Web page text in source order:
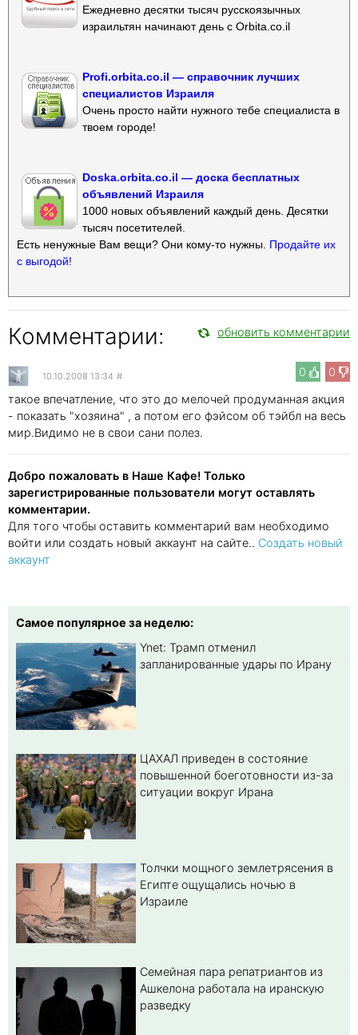
Ежедневно десятки тысяч русскоязычных
израильтян начинают день с Orbita.co.il
Profi.orbita.co.il — справочник лучших
специалистов Израиля
Очень просто найти нужного тебе специалиста в
твоем городе!
Doska.orbita.co.il — доска бесплатных
объявлений Израиля
1000 новых объявлений каждый день. Десятки
тысяч посетителей.
Есть ненужные Вам вещи? Они кому-то нужны. Продайте их
с выгодой!
Комментарии: обновить комментарии
0 0
10.10.2008 13:34 #
такое впечатление, что это до мелочей продуманная акция
- показать "хозяина" , а потом его фэйсом об тэйбл на весь
мир.Видимо не в свои сани полез.
Добро пожаловать в Наше Кафе! Только
зарегистрированные пользователи могут оставлять
комментарии.
Для того чтобы оставить комментарий вам необходимо
войти или создать новый аккаунт на сайте.. Создать новый
аккаунт
Самое популярное за неделю:
Ynet: Трамп отменил
запланированные удары по Ирану
ЦАХАЛ приведен в состояние
повышенной боеготовности из-за
ситуации вокруг Ирана
Толчки мощного землетрясения в
Египте ощущались ночью в
Израиле
Семейная пара репатриантов из
Ашкелона работала на иранскую
разведку